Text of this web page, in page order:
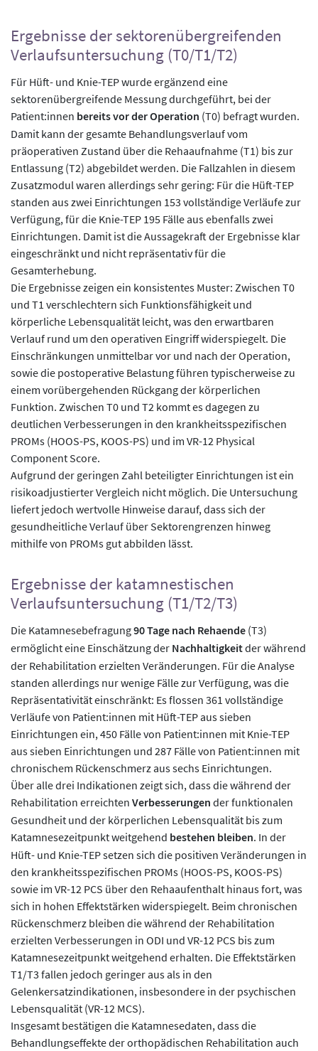
Ergebnisse der sektorenübergreifenden
Verlaufsuntersuchung (T0/T1/T2)
Für Hüft- und Knie-TEP wurde ergänzend eine
sektorenübergreifende Messung durchgeführt, bei der
Patient:innen bereits vor der Operation (T0) befragt wurden.
Damit kann der gesamte Behandlungsverlauf vom
präoperativen Zustand über die Rehaaufnahme (T1) bis zur
Entlassung (T2) abgebildet werden. Die Fallzahlen in diesem
Zusatzmodul waren allerdings sehr gering: Für die Hüft-TEP
standen aus zwei Einrichtungen 153 vollständige Verläufe zur
Verfügung, für die Knie-TEP 195 Fälle aus ebenfalls zwei
Einrichtungen. Damit ist die Aussagekraft der Ergebnisse klar
eingeschränkt und nicht repräsentativ für die
Gesamterhebung.
Die Ergebnisse zeigen ein konsistentes Muster: Zwischen T0
und T1 verschlechtern sich Funktionsfähigkeit und
körperliche Lebensqualität leicht, was den erwartbaren
Verlauf rund um den operativen Eingriff widerspiegelt. Die
Einschränkungen unmittelbar vor und nach der Operation,
sowie die postoperative Belastung führen typischerweise zu
einem vorübergehenden Rückgang der körperlichen
Funktion. Zwischen T0 und T2 kommt es dagegen zu
deutlichen Verbesserungen in den krankheitsspezifischen
PROMs (HOOS-PS, KOOS-PS) und im VR-12 Physical
Component Score.
Aufgrund der geringen Zahl beteiligter Einrichtungen ist ein
risikoadjustierter Vergleich nicht möglich. Die Untersuchung
liefert jedoch wertvolle Hinweise darauf, dass sich der
gesundheitliche Verlauf über Sektorengrenzen hinweg
mithilfe von PROMs gut abbilden lässt.
Ergebnisse der katamnestischen
Verlaufsuntersuchung (T1/T2/T3)
Die Katamnesebefragung90 Tage nach Rehaende (T3)
ermöglicht eine Einschätzung der Nachhaltigkeitder während
der Rehabilitation erzielten Veränderungen. Für die Analyse
standen allerdings nur wenige Fälle zur Verfügung, was die
Repräsentativität einschränkt: Es flossen 361 vollständige
Verläufe von Patient:innen mit Hüft-TEP aus sieben
Einrichtungen ein, 450 Fälle von Patient:innen mit Knie-TEP
aus sieben Einrichtungen und 287 Fälle von Patient:innen mit
chronischem Rückenschmerz aus sechs Einrichtungen.
Über alle drei Indikationen zeigt sich, dass die während der
Rehabilitation erreichten Verbesserungen der funktionalen
Gesundheit und der körperlichen Lebensqualität bis zum
Katamnesezeitpunkt weitgehend bestehen bleiben. In der
Hüft- und Knie-TEP setzen sich die positiven Veränderungen in
den krankheitsspezifischen PROMs (HOOS-PS, KOOS-PS)
sowie im VR-12 PCS über den Rehaaufenthalt hinaus fort, was
sich in hohen Effektstärken widerspiegelt. Beim chronischen
Rückenschmerz bleiben die während der Rehabilitation
erzielten Verbesserungen in ODI und VR-12 PCS bis zum
Katamnesezeitpunkt weitgehend erhalten. Die Effektstärken
T1/T3 fallen jedoch geringer aus als in den
Gelenkersatzindikationen, insbesondere in der psychischen
Lebensqualität (VR-12 MCS).
Insgesamt bestätigen die Katamnesedaten, dass die
Behandlungseffekte der orthopädischen Rehabilitation auch